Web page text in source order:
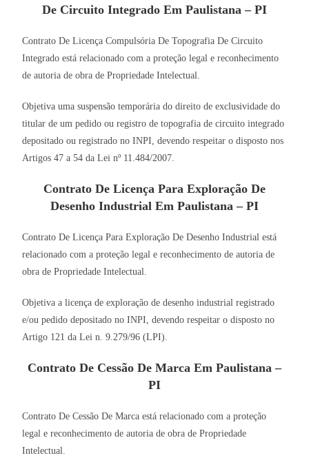
De Circuito Integrado Em Paulistana – PI
Contrato De Licença Compulsória De Topografia De Circuito
Integrado está relacionado com a proteção legal e reconhecimento
de autoria de obra de Propriedade Intelectual.
Objetiva uma suspensão temporária do direito de exclusividade do
titular de um pedido ou registro de topografia de circuito integrado
depositado ou registrado no INPI, devendo respeitar o disposto nos
Artigos 47 a 54 da Lei nº 11.484/2007.
Contrato De Licença Para Exploração De
Desenho Industrial Em Paulistana – PI
Contrato De Licença Para Exploração De Desenho Industrial está
relacionado com a proteção legal e reconhecimento de autoria de
obra de Propriedade Intelectual.
Objetiva a licença de exploração de desenho industrial registrado
e/ou pedido depositado no INPI, devendo respeitar o disposto no
Artigo 121 da Lei n. 9.279/96 (LPI).
Contrato De Cessão De Marca Em Paulistana –
PI
Contrato De Cessão De Marca está relacionado com a proteção
legal e reconhecimento de autoria de obra de Propriedade
Intelectual.